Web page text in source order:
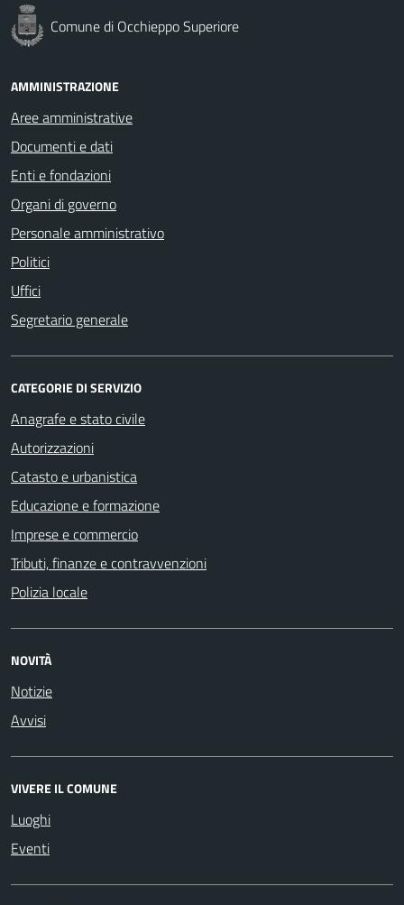
Comune di Occhieppo Superiore
AMMINISTRAZIONE
Aree amministrative
Documenti e dati
Enti e fondazioni
Organi di governo
Personale amministrativo
Politici
Uffici
Segretario generale
CATEGORIE DI SERVIZIO
Anagrafe e stato civile
Autorizzazioni
Catasto e urbanistica
Educazione e formazione
Imprese e commercio
Tributi, finanze e contravvenzioni
Polizia locale
NOVITÀ
Notizie
Avvisi
VIVERE IL COMUNE
Luoghi
Eventi